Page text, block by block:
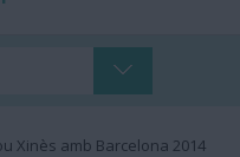
Xinès amb Barcelona 2014